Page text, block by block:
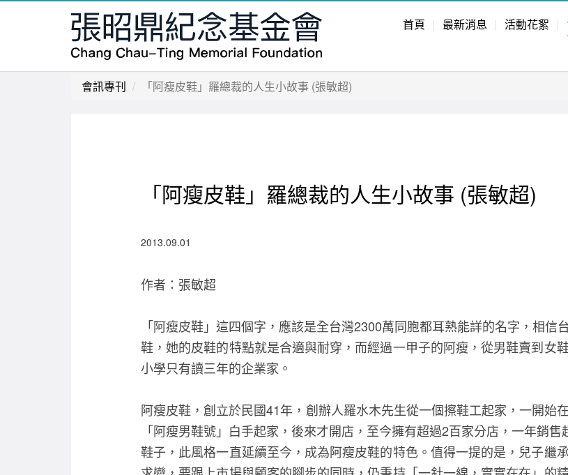
首頁 最新消息 活動花絮
會訊專刊 「阿瘦皮鞋」羅總裁的人生小故事 (張敏超)
「阿瘦皮鞋」羅總裁的人生小故事 (張敏超)
2013.09.01
作者：張敏超
「阿瘦皮鞋」這四個字，應該是全台灣2300萬同胞都耳熟能詳的名字，相
鞋，她的皮鞋的特點就是合適與耐穿，而經過一甲子的阿瘦，從男鞋賣到女
小學只有讀三年的企業家。
阿瘦皮鞋，創立於民國41年，創辦人羅水木先生從一個擦鞋工起家，一開始
「阿瘦男鞋號」白手起家，後來才開店，至今擁有超過2百家分店，一年銷
鞋子，此風格一直延續至今，成為阿瘦皮鞋的特色。值得一提的是，兒子繼